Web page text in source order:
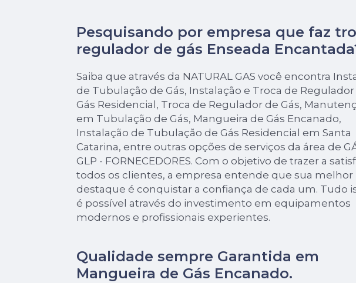
Pesquisando por empresa que faz
regulador de gás Enseada
Saiba que através da NATURAL GAS você encontra
de Tubulação de Gás, Instalação e Troca de
Gás Residencial, Troca de Regulador de Gás,
em Tubulação de Gás, Mangueira de Gás Encanado,
Instalação de Tubulação de Gás Residencial em Santa
Catarina, entre outras opções de serviços da área de
GLP - FORNECEDORES. Com o objetivo de trazer a
todos os clientes, a empresa entende que sua melhor
destaque é conquistar a confiança de cada um. Tudo
é possível através do investimento em equipamentos
modernos e profissionais experientes.
Qualidade sempre Garantida em
Mangueira de Gás Encanado.